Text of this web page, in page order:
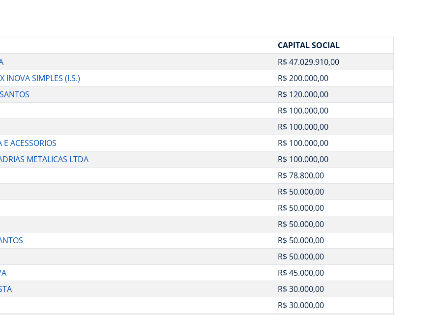
CAPITAL SOCIAL
R$ 47.029.910,00
INOVA SIMPLES (I.S.)
R$ 200.000,00
R$ 120.000,00
R$ 100.000,00
R$ 100.000,00
ACESSORIOS
R$ 100.000,00
METALICAS LTDA
R$ 100.000,00
R$ 78.800,00
R$ 50.000,00
R$ 50.000,00
R$ 50.000,00
R$ 50.000,00
R$ 50.000,00
R$ 45.000,00
R$ 30.000,00
R$ 30.000,00